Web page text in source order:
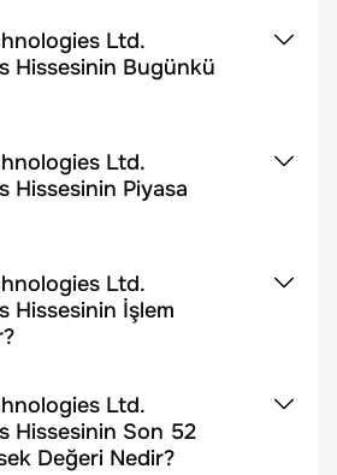
Ltd.
Hissesinin Bugünkü
Ltd.
Hissesinin Piyasa
Ltd.
Hissesinin İşlem
Ltd.
Hissesinin Son 52
Değeri Nedir?